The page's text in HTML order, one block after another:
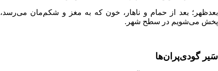
بعدظهر؛ بعد از حمام و ناهار، خون که به مغز و شکم‌مان می‌رسد،
پخش می‌شویم در سطح شهر.
سَیر گودی‌پران‌ها